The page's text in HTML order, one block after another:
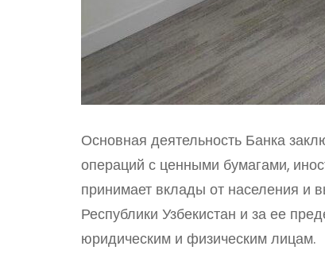
Основная деятельность Банка
операций с ценными бумагами,
принимает вклады от населения и
Республики Узбекистан и за ее
юридическим и физическим лицам.